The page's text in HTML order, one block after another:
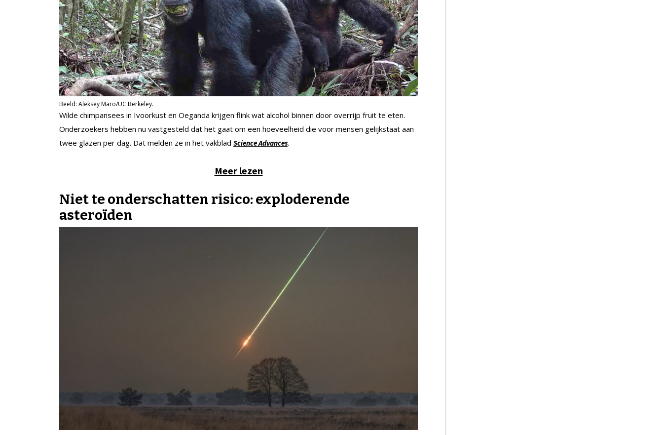
Beeld: Aleksey Maro/UC Berkeley.
Wilde chimpansees in Ivoorkust en Oeganda krijgen flink wat alcohol binnen door overrijp fruit te eten.
Onderzoekers hebben nu vastgesteld dat het gaat om een hoeveelheid die voor mensen gelijkstaat aan
twee glazen per dag. Dat melden ze in het vakblad Science Advances.
Meer lezen
Niet te onderschatten risico: exploderende
asteroïden